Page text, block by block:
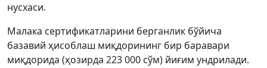
нусхаси.
Малака сертификатларини берганлик бўйича
базавий ҳисоблаш миқдорининг бир баравари
миқдорида (ҳозирда 223 000 сўм) йиғим ундрилади.